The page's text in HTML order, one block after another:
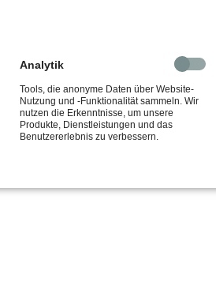
zu.
Analytik
Tools, die anonyme Daten über Website-
Nutzung und -Funktionalität sammeln. Wir
nutzen die Erkenntnisse, um unsere
Produkte, Dienstleistungen und das
Benutzererlebnis zu verbessern.